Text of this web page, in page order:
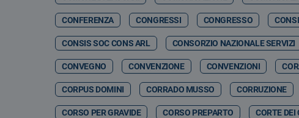
CONFERENZA CONGRESSI CONGRESSO
CONSIS SOC CONS ARL CONSORZIO NAZIONALE SERVIZI
CONVEGNO CONVENZIONE CONVENZIONI
CORPUS DOMINI CORRADO MUSSO CORRUZIONE
CORSO PER GRAVIDE CORSO PREPARTO CORTE DEI